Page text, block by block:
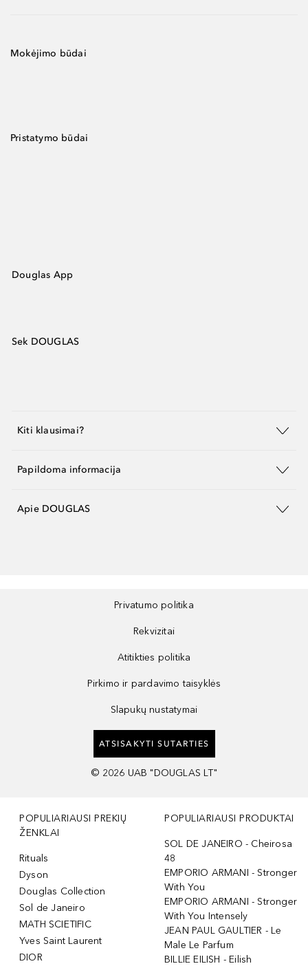
Mokėjimo būdai
Pristatymo būdai
Douglas App
Sek DOUGLAS
Kiti klausimai?
Papildoma informacija
Apie DOUGLAS
Privatumo politika
Rekvizitai
Atitikties politika
Pirkimo ir pardavimo taisyklės
Slapukų nustatymai
ATSISAKYTI SUTARTIES
© 2026 UAB "DOUGLAS LT"
POPULIARIAUSI PREKIŲ
ŽENKLAI
Rituals
Dyson
Douglas Collection
Sol de Janeiro
MATH SCIETIFIC
Yves Saint Laurent
DIOR
POPULIARIAUSI PRODUKTAI
SOL DE JANEIRO - Cheirosa
48
EMPORIO ARMANI - Stronger
With You
EMPORIO ARMANI - Stronger
With You Intensely
JEAN PAUL GAULTIER - Le
Male Le Parfum
BILLIE EILISH - Eilish